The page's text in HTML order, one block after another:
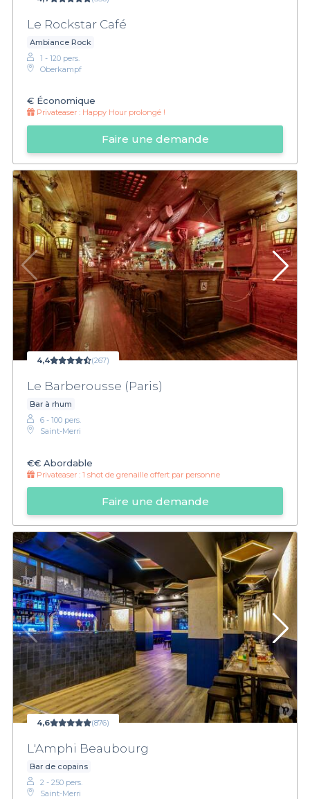
Le Rockstar Café
Ambiance Rock
1 - 120 pers.
Oberkampf
€ Économique
Privateaser : Happy Hour prolongé !
Faire une demande
4,4 (267)
Le Barberousse (Paris)
Bar à rhum
6 - 100 pers.
Saint-Merri
€€ Abordable
Privateaser : 1 shot de grenaille offert par personne
Faire une demande
4,6 (876)
L'Amphi Beaubourg
Bar de copains
2 - 250 pers.
Saint-Merri